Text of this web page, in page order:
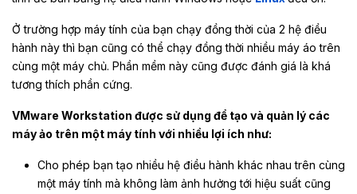
Ở trường hợp máy tính của bạn chạy đồng thời của 2 hệ điều
hành này thì bạn cũng có thể chạy đồng thời nhiều máy áo trên
cùng một máy chủ. Phần mềm này cũng được đánh giá là khá
tương thích phần cứng.
VMware Workstation được sử dụng để tạo và quản lý các
máy ảo trên một máy tính với nhiều lợi ích như:
Cho phép bạn tạo nhiều hệ điều hành khác nhau trên cùng
một máy tính mà không làm ảnh hưởng tới hiệu suất cũng